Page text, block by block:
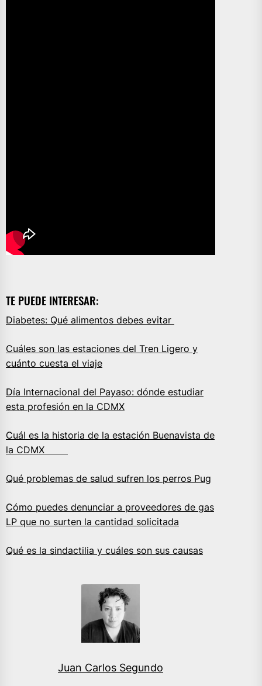
TE PUEDE INTERESAR:
Diabetes: Qué alimentos debes evitar
Cuáles son las estaciones del Tren Ligero y
cuánto cuesta el viaje
Día Internacional del Payaso: dónde estudiar
esta profesión en la CDMX
Cuál es la historia de la estación Buenavista de
la CDMX
Qué problemas de salud sufren los perros Pug
Cómo puedes denunciar a proveedores de gas
LP que no surten la cantidad solicitada
Qué es la sindactilia y cuáles son sus causas
Juan Carlos Segundo